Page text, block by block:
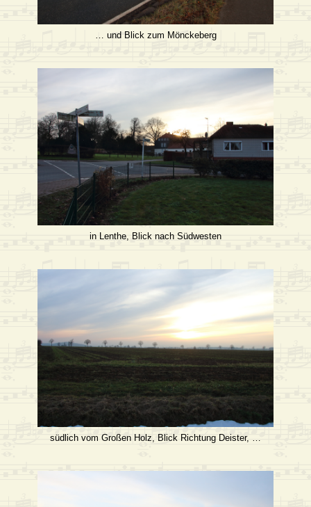
… und Blick zum Mönckeberg
in Lenthe, Blick nach Südwesten
südlich vom Großen Holz, Blick Richtung Deister, …